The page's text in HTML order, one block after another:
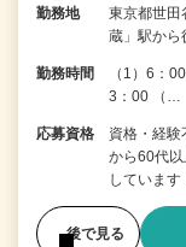
勤務地
東京都世田
蔵」駅から
勤務時間
（1）6：
3：00 （…
応募資格
資格・経
から60代
しています
後で見る